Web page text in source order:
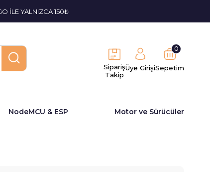
İLE YALNIZCA 150₺
Sipariş
Takip
Üye GirişiSepetim
0
NodeMCU & ESP Motor ve Sürücüler